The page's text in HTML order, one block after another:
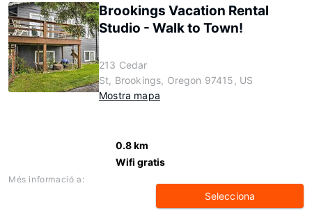
Brookings Vacation Rental
Studio - Walk to Town!
213 Cedar
St, Brookings, Oregon 97415, US
Mostra mapa
0.8 km
Wifi gratis
Més informació a:
Selecciona